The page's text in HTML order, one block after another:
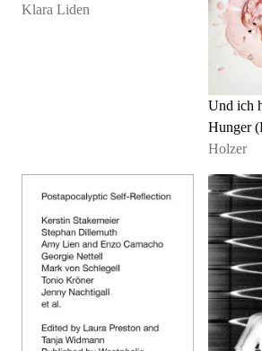
Klara Liden
Und ich
Hunger
Holzer